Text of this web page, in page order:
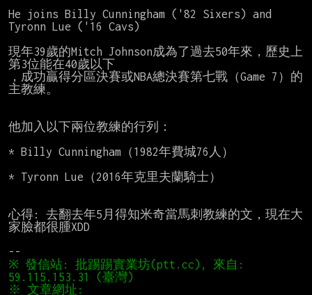
He joins Billy Cunningham ('82 Sixers) and
Tyronn Lue ('16 Cavs)
現年39歲的Mitch Johnson成為了過去50年來，歷史上
第3位能在40歲以下
，成功贏得分區決賽或NBA總決賽第七戰（Game 7）的
主教練。
他加入以下兩位教練的行列：
* Billy Cunningham（1982年費城76人）
* Tyronn Lue（2016年克里夫蘭騎士）
心得: 去翻去年5月得知米奇當馬刺教練的文，現在大
家臉都很腫XDD
※ 發信站: 批踢踢實業坊(ptt.cc), 來自: